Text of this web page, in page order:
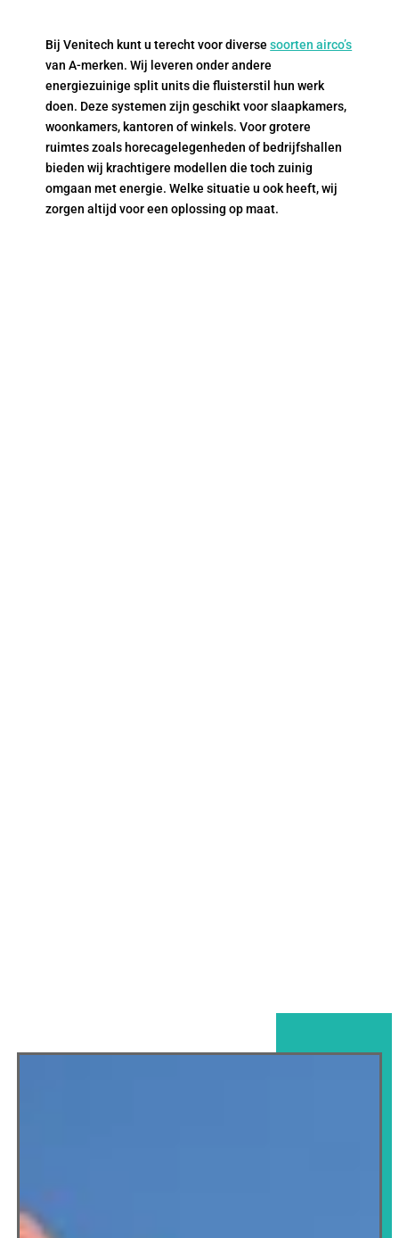
Bij Venitech kunt u terecht voor diversesoorten airco’s
van A-merken. Wij leveren onder andere
energiezuinige split units die fluisterstil hun werk
doen. Deze systemen zijn geschikt voor slaapkamers,
woonkamers, kantoren of winkels. Voor grotere
ruimtes zoals horecagelegenheden of bedrijfshallen
bieden wij krachtigere modellen die toch zuinig
omgaan met energie. Welke situatie u ook heeft, wij
zorgen altijd voor een oplossing op maat.